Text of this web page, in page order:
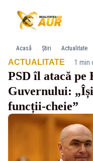
Acasă Știri Actualitate
ACTUALITATE· 1 min
PSD îl atacă pe
Guvernului:
funcții-cheie”